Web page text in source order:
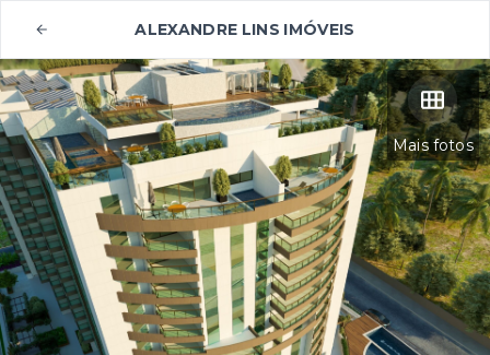
ALEXANDRE LINS IMÓVEIS
Mais fotos